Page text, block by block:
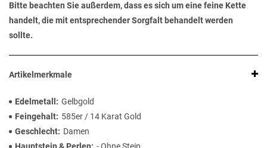
Bitte beachten Sie außerdem, dass es sich um eine feine Kette
handelt, die mit entsprechender Sorgfalt behandelt werden
sollte.
Artikelmerkmale
Edelmetall
Gelbgold
Feingehalt
585er / 14 Karat Gold
Geschlecht
Damen